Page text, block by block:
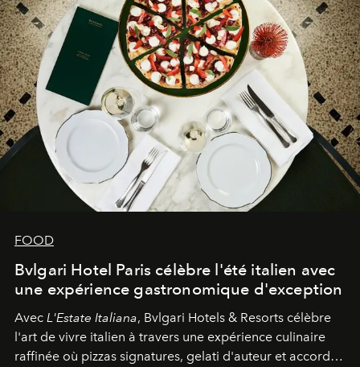
FOOD
Bvlgari Hotel Paris célèbre l'été italien avec
une expérience gastronomique d'exception
Avec L'Estate Italiana, Bvlgari Hotels & Resorts célèbre
l'art de vivre italien à travers une expérience culinaire
raffinée où pizzas signatures, gelati d'auteur et accords